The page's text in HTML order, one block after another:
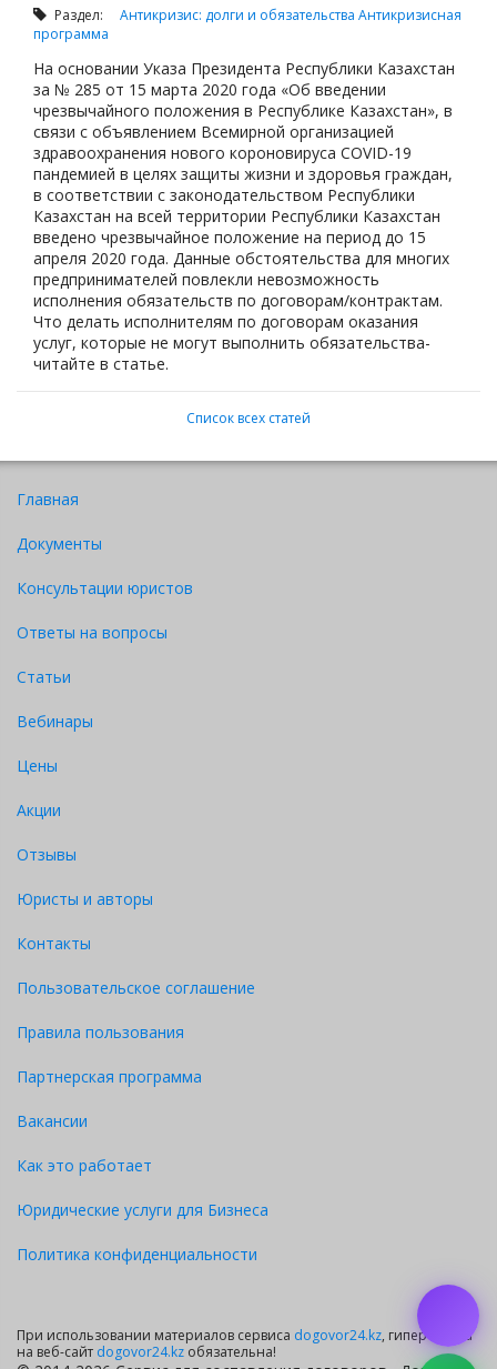
Раздел: Антикризис: долги и обязательства Антикризисная
программа
На основании Указа Президента Республики Казахстан
за № 285 от 15 марта 2020 года «Об введении
чрезвычайного положения в Республике Казахстан», в
связи с объявлением Всемирной организацией
здравоохранения нового короновируса COVID-19
пандемией в целях защиты жизни и здоровья граждан,
в соответствии с законодательством Республики
Казахстан на всей территории Республики Казахстан
введено чрезвычайное положение на период до 15
апреля 2020 года. Данные обстоятельства для многих
предпринимателей повлекли невозможность
исполнения обязательств по договорам/контрактам.
Что делать исполнителям по договорам оказания
услуг, которые не могут выполнить обязательства-
читайте в статье.
Список всех статей
Главная
Документы
Консультации юристов
Ответы на вопросы
Статьи
Вебинары
Цены
Акции
Отзывы
Юристы и авторы
Контакты
Пользовательское соглашение
Правила пользования
Партнерская программа
Вакансии
Как это работает
Юридические услуги для Бизнеса
Политика конфиденциальности
При использовании материалов сервиса dogovor24.kz, гиперссылка
на веб-сайт dogovor24.kz обязательна!